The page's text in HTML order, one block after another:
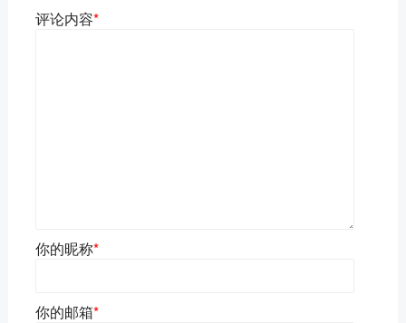
评论内容*
你的昵称*
你的邮箱*